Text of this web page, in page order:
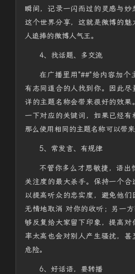
瞬间，记录一闪而过的灵感与妙
这个世界分享，这就是微博的魅
人追捧的微博人气王。
4、找话题、多交流
在广播里用"##"给内容加个
有志同道合的人找到你。因此尽
详的主题名称会带来很好的效果
一下对应的关键词，如果已经有
那么使用相同的主题名称可以带来
5、常发言、有规律
不管你多么才思敏捷，语出
关注度的最大杀手。保持一个合
以提高听众的忠实度，避免他们
无情地取消 对你的收听；另一
够反复给大家留下印象，提高对
率太高也会对别人产生骚扰，甚
危险。
6、好话语，要转播